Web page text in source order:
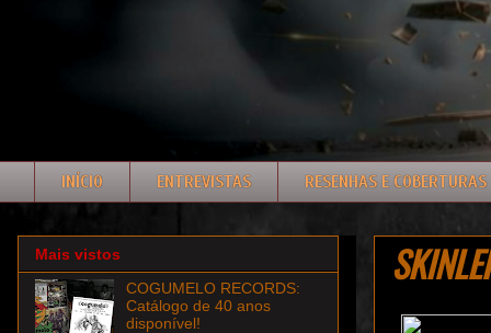
INÍCIO ENTREVISTAS RESENHAS E COBERTURAS
Mais vistos
COGUMELO RECORDS:
Catálogo de 40 anos
disponível!